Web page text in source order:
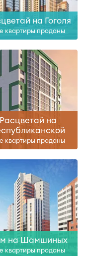
на Гоголя
квартиры проданы
Расцветай на
квартиры проданы
на Шамшиных
квартиры проданы